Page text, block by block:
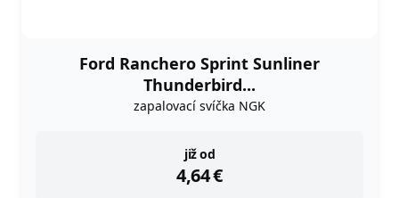
Ford Ranchero Sprint Sunliner
Thunderbird...
zapalovací svíčka NGK
již od
4,64€
instock